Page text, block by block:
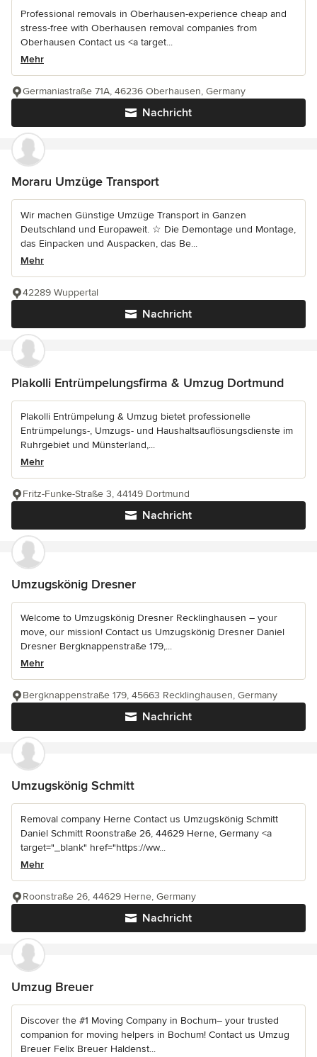
Professional removals in Oberhausen-experience cheap and
stress-free with Oberhausen removal companies from
Oberhausen Contact us <a target...
Mehr
Nachricht
Germaniastraße 71A, 46236 Oberhausen, Germany
Moraru Umzüge Transport
Wir machen Günstige Umzüge Transport in Ganzen
Deutschland und Europaweit. ☆ Die Demontage und Montage,
das Einpacken und Auspacken, das Be...
Mehr
Nachricht
42289 Wuppertal
Plakolli Entrümpelungsfirma & Umzug Dortmund
Plakolli Entrümpelung & Umzug bietet professionelle
Entrümpelungs-, Umzugs- und Haushaltsauflösungsdienste im
Ruhrgebiet und Münsterland,...
Mehr
Nachricht
Fritz-Funke-Straße 3, 44149 Dortmund
Umzugskönig Dresner
Welcome to Umzugskönig Dresner Recklinghausen – your
move, our mission! Contact us Umzugskönig Dresner Daniel
Dresner Bergknappenstraße 179,...
Mehr
Nachricht
Bergknappenstraße 179, 45663 Recklinghausen, Germany
Umzugskönig Schmitt
Removal company Herne Contact us Umzugskönig Schmitt
Daniel Schmitt Roonstraße 26, 44629 Herne, Germany <a
target="_blank" href="https://ww...
Mehr
Nachricht
Roonstraße 26, 44629 Herne, Germany
Umzug Breuer
Discover the #1 Moving Company in Bochum– your trusted
companion for moving helpers in Bochum! Contact us Umzug
Breuer Felix Breuer Haldenst...